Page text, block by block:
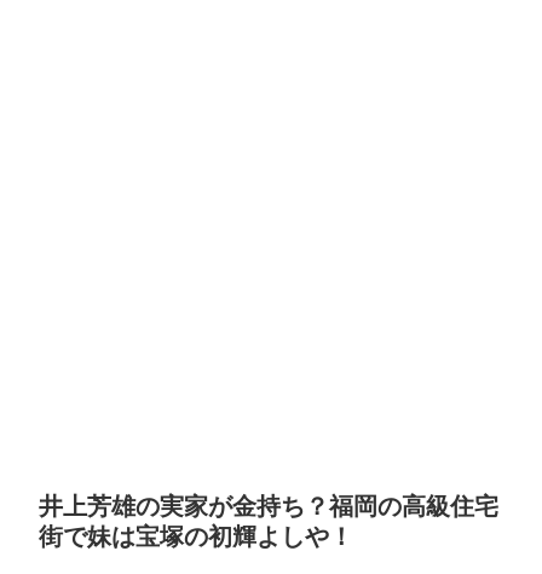
井上芳雄の実家が金持ち？福岡の高級住宅
街で妹は宝塚の初輝よしや！